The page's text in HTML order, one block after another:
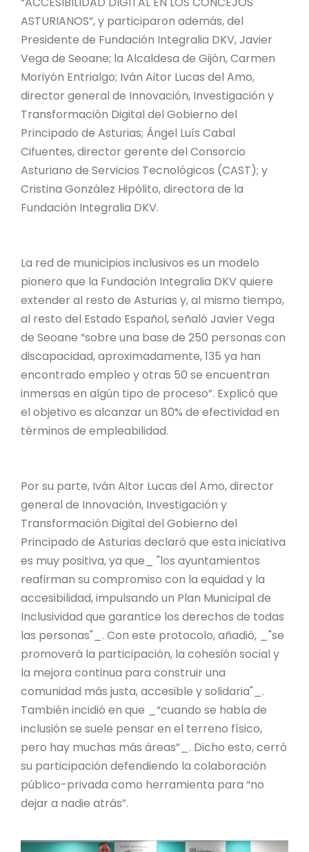
ASTURIANOS”, y participaron además, del
Presidente de Fundación Integralia DKV, Javier
Vega de Seoane; la Alcaldesa de Gijón, Carmen
Moriyón Entrialgo; Iván Aitor Lucas del Amo,
director general de Innovación, Investigación y
Transformación Digital del Gobierno del
Principado de Asturias; Ángel Luís Cabal
Cifuentes, director gerente del Consorcio
Asturiano de Servicios Tecnológicos (CAST); y
Cristina González Hipólito, directora de la
Fundación Integralia DKV.
La red de municipios inclusivos es un modelo
pionero que la Fundación Integralia DKV quiere
extender al resto de Asturias y, al mismo tiempo,
al resto del Estado Español, señaló Javier Vega
de Seoane “sobre una base de 250 personas con
discapacidad, aproximadamente, 135 ya han
encontrado empleo y otras 50 se encuentran
inmersas en algún tipo de proceso”. Explicó que
el objetivo es alcanzar un 80% de efectividad en
términos de empleabilidad.
Por su parte, Iván Aitor Lucas del Amo, director
general de Innovación, Investigación y
Transformación Digital del Gobierno del
Principado de Asturias declaró que esta iniciativa
es muy positiva, ya que_ "los ayuntamientos
reafirman su compromiso con la equidad y la
accesibilidad, impulsando un Plan Municipal de
Inclusividad que garantice los derechos de todas
las personas"_. Con este protocolo, añadió, _"se
promoverá la participación, la cohesión social y
la mejora continua para construir una
comunidad más justa, accesible y solidaria"_.
También incidió en que _“cuando se habla de
inclusión se suele pensar en el terreno físico,
pero hay muchas más áreas”_. Dicho esto, cerró
su participación defendiendo la colaboración
público-privada como herramienta para “no
dejar a nadie atrás”.